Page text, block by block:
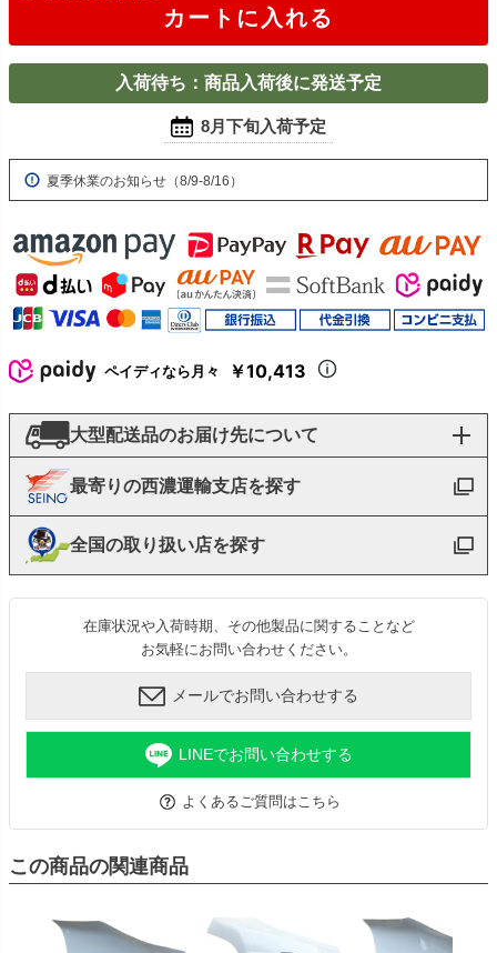
カートに入れる
入荷待ち：商品入荷後に発送予定
8月下旬入荷予定
夏季休業のお知らせ（8/9-8/16）
ペイディなら月々 ￥10,413
大型配送品のお届け先について
最寄りの西濃運輸支店を探す
全国の取り扱い店を探す
在庫状況や入荷時期、その他製品に関することなど
お気軽にお問い合わせください。
メールでお問い合わせする
LINEでお問い合わせする
よくあるご質問はこちら
この商品の関連商品